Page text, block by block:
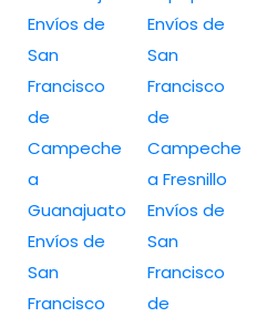
Envíos de
San
Francisco
de
Campeche
a
Guanajuato
Envíos de
San
Francisco
Envíos de
San
Francisco
de
Campeche
a Fresnillo
Envíos de
San
Francisco
de